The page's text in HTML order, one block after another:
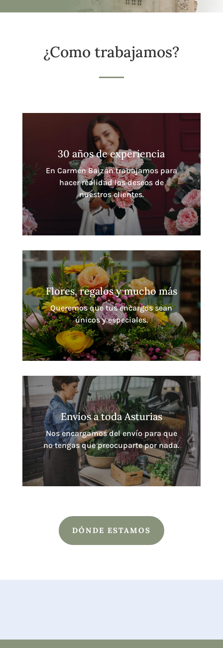
¿Como trabajamos?
30 años de experiencia
En Carmen Baizán trabajamos para
hacer realidad los deseos de
nuestros clientes.
Flores, regalos y mucho más
Queremos que tus encargos sean
únicos y especiales.
Envíos a toda Asturias
Nos encargamos del envío para que
no tengas que preocuparte por nada.
DÓNDE ESTAMOS